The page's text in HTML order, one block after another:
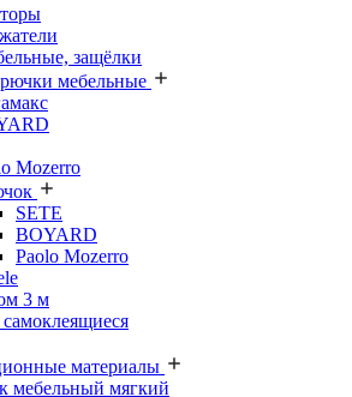
защёлки
мебельные
Mozerro
SETE
BOYARD
Paolo Mozerro
3 м
материалы
мебельный мягкий